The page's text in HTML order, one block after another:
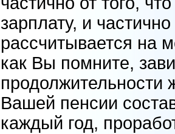
зарплату, и
рассчитывается на
как Вы помните,
продолжительности
Вашей пенсии
каждый год,